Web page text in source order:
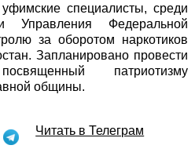
специалисты, среди
Управления Федеральной
за оборотом наркотиков
Запланировано провести
патриотизму
общины.
Читать в Телеграм